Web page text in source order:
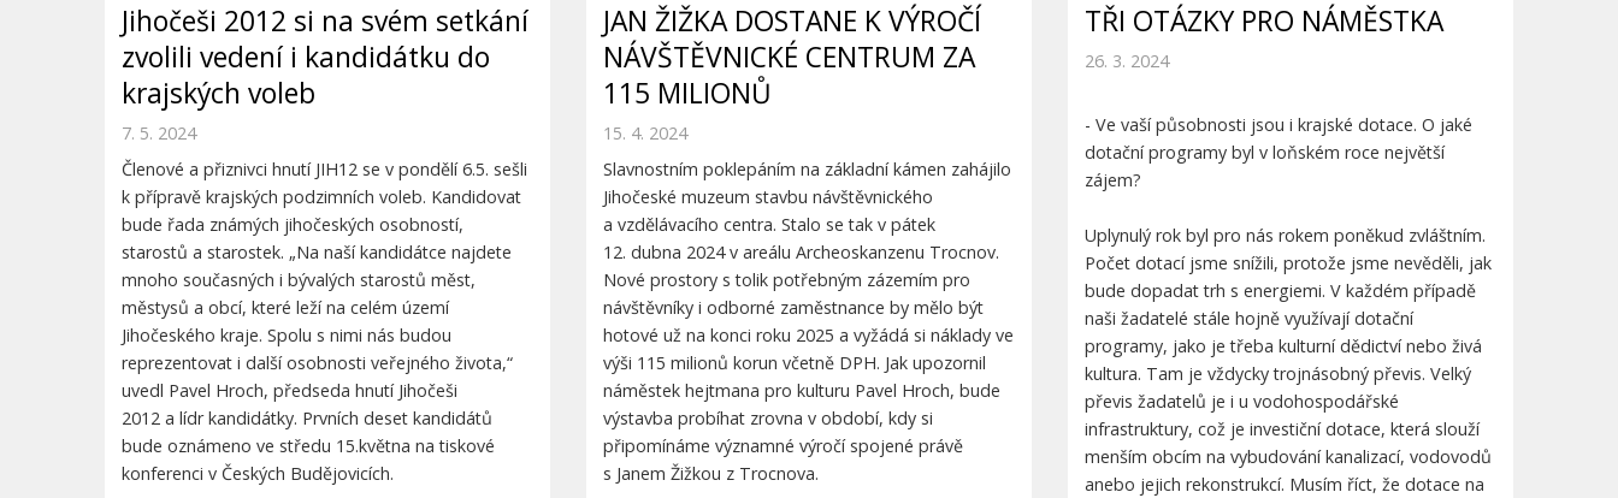
Jihočeši 2012 si na svém setkání
zvolili vedení i kandidátku do
krajských voleb
7. 5. 2024
Členové a přiznivci hnutí JIH12 se v pondělí 6.5. sešli
k přípravě krajských podzimních voleb. Kandidovat
bude řada známých jihočeských osobností,
starostů a starostek. „Na naší kandidátce najdete
mnoho současných i bývalých starostů měst,
městysů a obcí, které leží na celém území
Jihočeského kraje. Spolu s nimi nás budou
reprezentovat i další osobnosti veřejného života,“
uvedl Pavel Hroch, předseda hnutí Jihočeši
2012 a lídr kandidátky. Prvních deset kandidátů
bude oznámeno ve středu 15.května na tiskové
konferenci v Českých Budějovicích.
JAN ŽIŽKA DOSTANE K VÝROČÍ
NÁVŠTĚVNICKÉ CENTRUM ZA
115 MILIONŮ
15. 4. 2024
Slavnostním poklepáním na základní kámen zahájilo
Jihočeské muzeum stavbu návštěvnického
a vzdělávacího centra. Stalo se tak v pátek
12. dubna 2024 v areálu Archeoskanzenu Trocnov.
Nové prostory s tolik potřebným zázemím pro
návštěvníky i odborné zaměstnance by mělo být
hotové už na konci roku 2025 a vyžádá si náklady ve
výši 115 milionů korun včetně DPH. Jak upozornil
náměstek hejtmana pro kulturu Pavel Hroch, bude
výstavba probíhat zrovna v období, kdy si
připomínáme významné výročí spojené právě
s Janem Žižkou z Trocnova.
TŘI OTÁZKY PRO NÁMĚSTKA
26. 3. 2024
- Ve vaší působnosti jsou i krajské dotace. O jaké
dotační programy byl v loňském roce největší
zájem?
Uplynulý rok byl pro nás rokem poněkud zvláštním.
Počet dotací jsme snížili, protože jsme nevěděli, jak
bude dopadat trh s energiemi. V každém případě
naši žadatelé stále hojně využívají dotační
programy, jako je třeba kulturní dědictví nebo živá
kultura. Tam je vždycky trojnásobný převis. Velký
převis žadatelů je i u vodohospodářské
infrastruktury, což je investiční dotace, která slouží
menším obcím na vybudování kanalizací, vodovodů
anebo jejich rekonstrukcí. Musím říct, že dotace na